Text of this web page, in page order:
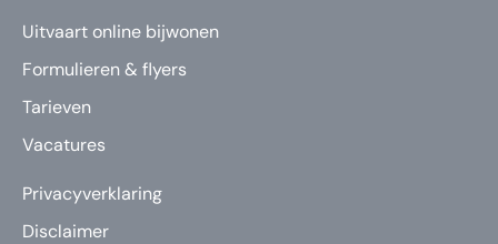
Uitvaart online bijwonen
Formulieren & flyers
Tarieven
Vacatures
Privacyverklaring
Disclaimer